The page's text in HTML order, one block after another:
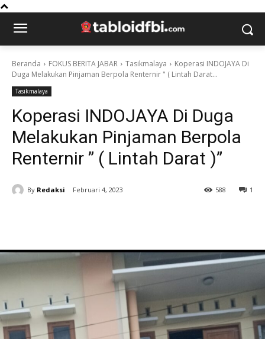
Beranda FOKUS BERITA JABAR Tasikmalaya
Koperasi INDOJAYA Di
Duga Melakukan Pinjaman Berpola Renternir " ( Lintah Darat...
Tasikmalaya
Koperasi INDOJAYA Di Duga
Melakukan Pinjaman Berpola
Renternir ” ( Lintah Darat )”
By Redaksi Februari 4, 2023 1
588